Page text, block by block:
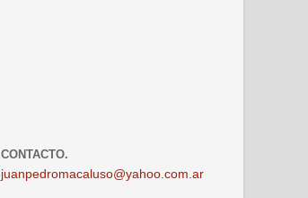
CONTACTO.
juanpedromacaluso@yahoo.com.ar